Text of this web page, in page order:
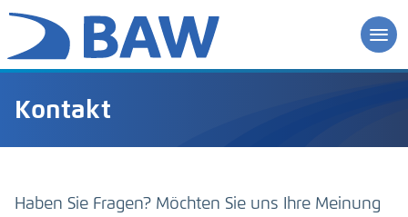
Kontakt
Haben Sie Fragen? Möchten Sie uns Ihre Meinung